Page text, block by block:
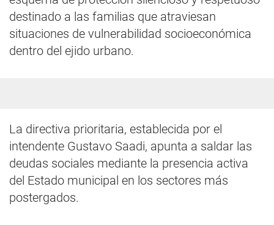
destinado a las familias que atraviesan
situaciones de vulnerabilidad socioeconómica
dentro del ejido urbano.
La directiva prioritaria, establecida por el
intendente Gustavo Saadi, apunta a saldar las
deudas sociales mediante la presencia activa
del Estado municipal en los sectores más
postergados.